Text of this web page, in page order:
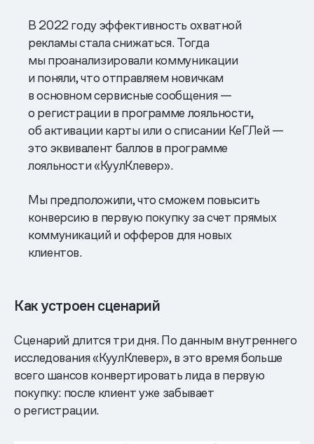
В 2022 году эффективность охватной
рекламы стала снижаться. Тогда
мы проанализировали коммуникации
и поняли, что отправляем новичкам
в основном сервисные сообщения —
о регистрации в программе лояльности,
об активации карты или о списании КеГЛей —
это эквивалент баллов в программе
лояльности «КуулКлевер».
Мы предположили, что сможем повысить
конверсию в первую покупку за счет прямых
коммуникаций и офферов для новых
клиентов.
Как устроен сценарий
Сценарий длится три дня. По данным внутреннего
исследования «КуулКлевер», в это время больше
всего шансов конвертировать лида в первую
покупку: после клиент уже забывает
о регистрации.